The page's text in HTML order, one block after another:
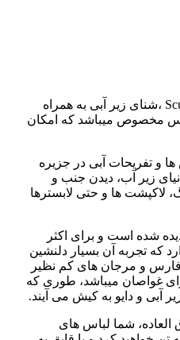
یا Scuba Diving ،شنای زیر آبی به همراه
مخصوص میباشد که امکان
و تفریحات آبی در جزیره
زیر آب، دیدن جنب و
لاکپشت ها و حتی لابسترها
شده است و برای اکثر
که تجربه آن بسیار دلنشین
فارس و مرجان های کم نظیر
غواصان میباشد، طوری که
آبی و دایو به کیش می آیند.
العاده، شما لباس های